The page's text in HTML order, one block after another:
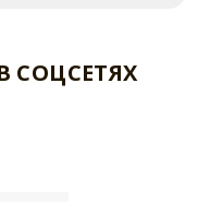
СОЦСЕТЯХ